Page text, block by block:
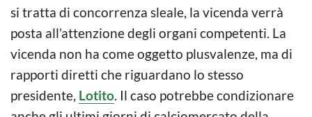
si tratta di concorrenza sleale, la vicenda verrà
posta all’attenzione degli organi competenti. La
vicenda non ha come oggetto plusvalenze, ma di
rapporti diretti che riguardano lo stesso
presidente, Lotito. Il caso potrebbe condizionare